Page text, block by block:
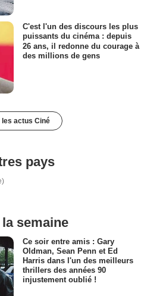
C'est l'un des discours les plus
puissants du cinéma : depuis
26 ans, il redonne du courage à
des millions de gens
les actus Ciné
pays
semaine
Ce soir entre amis : Gary
Oldman, Sean Penn et Ed
Harris dans l'un des meilleurs
thrillers des années 90
injustement oublié !